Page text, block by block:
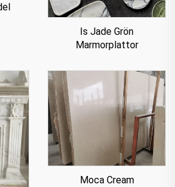
Is Jade Grön
Marmorplattor
Moca Cream